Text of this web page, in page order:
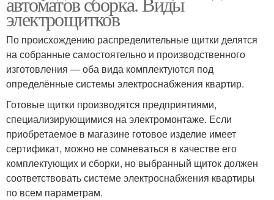
электрощитков
По происхождению распределительные щитки делятся
на собранные самостоятельно и производственного
изготовления — оба вида комплектуются под
определённые системы электроснабжения квартир.
Готовые щитки производятся предприятиями,
специализирующимися на электромонтаже. Если
приобретаемое в магазине готовое изделие имеет
сертификат, можно не сомневаться в качестве его
комплектующих и сборки, но выбранный щиток должен
соответствовать системе электроснабжения квартиры
по всем параметрам.